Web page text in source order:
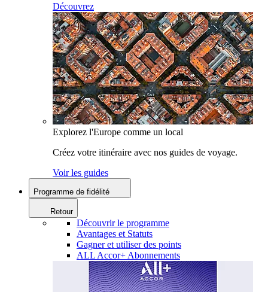
Découvrez
Explorez l'Europe comme un local
Créez votre itinéraire avec nos guides de voyage.
Voir les guides
Programme de fidélité
Retour
Découvrir le programme
Avantages et Statuts
Gagner et utiliser des points
ALL Accor+ Abonnements